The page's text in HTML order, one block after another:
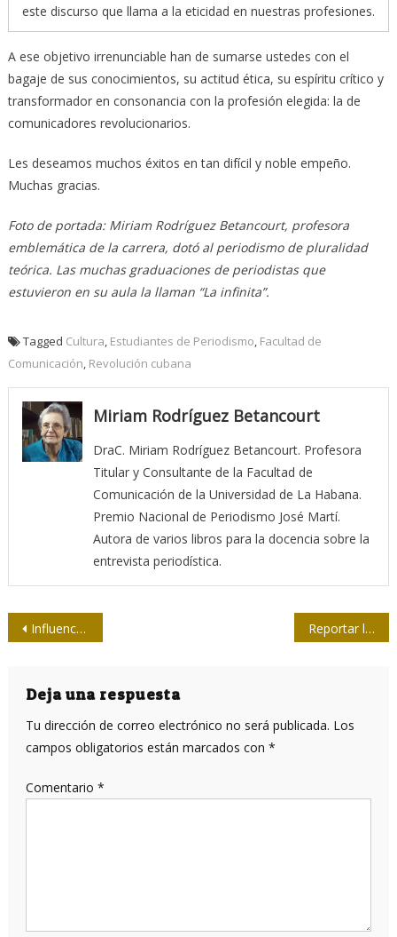
este discurso que llama a la eticidad en nuestras profesiones.
A ese objetivo irrenunciable han de sumarse ustedes con el
bagaje de sus conocimientos, su actitud ética, su espíritu crítico y
transformador en consonancia con la profesión elegida: la de
comunicadores revolucionarios.
Les deseamos muchos éxitos en tan difícil y noble empeño.
Muchas gracias.
Foto de portada: Miriam Rodríguez Betancourt, profesora
emblemática de la carrera, dotó al periodismo de pluralidad
teórica. Las muchas graduaciones de periodistas que
estuvieron en su aula la llaman “La infinita”.
Tagged Cultura, Estudiantes de Periodismo, Facultad de
Comunicación, Revolución cubana
Miriam Rodríguez Betancourt
DraC. Miriam Rodríguez Betancourt. Profesora
Titular y Consultante de la Facultad de
Comunicación de la Universidad de La Habana.
Premio Nacional de Periodismo José Martí.
Autora de varios libros para la docencia sobre la
entrevista periodística.
Navegación
entradas
Influencers digitales recorren el barrio La Corbata Reportar la guerra
Deja una respuesta
Tu dirección de correo electrónico no será publicada. Los
campos obligatorios están marcados con *
Comentario *